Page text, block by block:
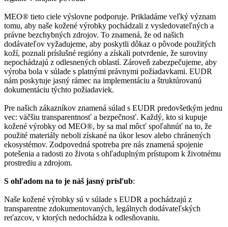
MEO® tieto ciele výslovne podporuje. Prikladáme veľký význam
tomu, aby naše kožené výrobky pochádzali z vysledovateľných a
právne bezchybných zdrojov. To znamená, že od našich
dodávateľov vyžadujeme, aby poskytli dôkaz o pôvode použitých
koží, poznali príslušné regióny a získali potvrdenie, že suroviny
nepochádzajú z odlesnených oblastí. Zároveň zabezpečujeme, aby
výroba bola v súlade s platnými právnymi požiadavkami. EUDR
nám poskytuje jasný rámec na implementáciu a štruktúrovanú
dokumentáciu týchto požiadaviek.
Pre našich zákazníkov znamená súlad s EUDR predovšetkým jednu
vec: väčšiu transparentnosť a bezpečnosť. Každý, kto si kupuje
kožené výrobky od MEO®, by sa mal môcť spoľahnúť na to, že
použité materiály neboli získané na úkor lesov alebo chránených
ekosystémov. Zodpovedná spotreba pre nás znamená spojenie
potešenia a radosti zo života s ohľaduplným prístupom k životnému
prostrediu a zdrojom.
S ohľadom na to je náš jasný prísľub:
Naše kožené výrobky sú v súlade s EUDR a pochádzajú z
transparentne zdokumentovaných, legálnych dodávateľských
reťazcov, v ktorých nedochádza k odlesňovaniu.